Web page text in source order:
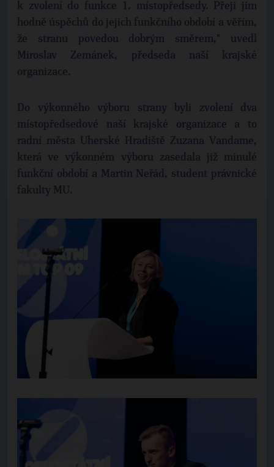
k zvolení do funkce 1. místopředsedy. Přeji jim
hodně úspěchů do jejich funkčního období a věřím,
že stranu povedou dobrým směrem," uvedl
Miroslav Zemánek, předseda naší krajské
organizace.
Do výkonného výboru strany byli zvolení dva
místopředsedové naší krajské organizace a to
radní města Uherské Hradiště Zuzana Vandame,
která ve výkonném výboru zasedala již minulé
funkční období a Martin Neřád, student právnické
fakulty MU.